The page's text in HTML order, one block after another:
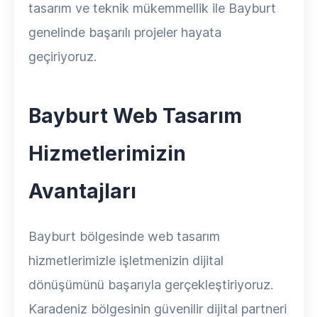
tasarım ve teknik mükemmellik ile Bayburt
genelinde başarılı projeler hayata
geçiriyoruz.
Bayburt Web Tasarım
Hizmetlerimizin
Avantajları
Bayburt bölgesinde web tasarım
hizmetlerimizle işletmenizin dijital
dönüşümünü başarıyla gerçekleştiriyoruz.
Karadeniz bölgesinin güvenilir dijital partneri